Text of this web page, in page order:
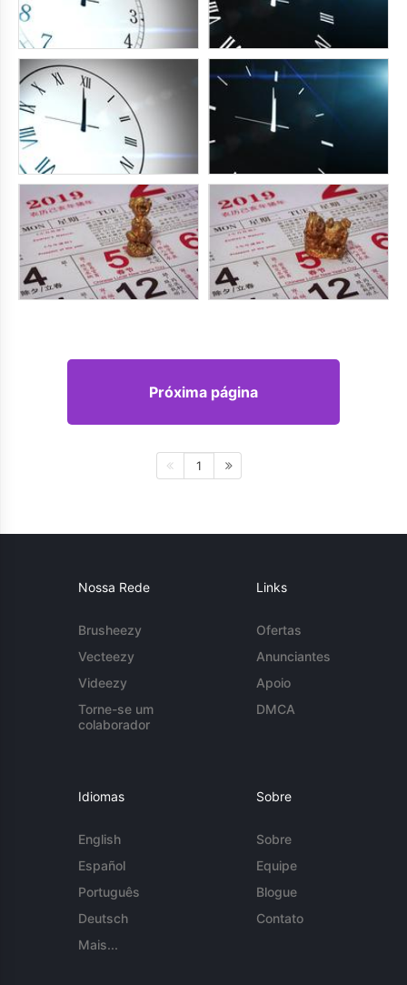
Próxima página
1
Nossa Rede
Brusheezy
Vecteezy
Videezy
Torne-se um
colaborador
Links
Ofertas
Anunciantes
Apoio
DMCA
Idiomas
English
Español
Português
Deutsch
Mais...
Sobre
Sobre
Equipe
Blogue
Contato